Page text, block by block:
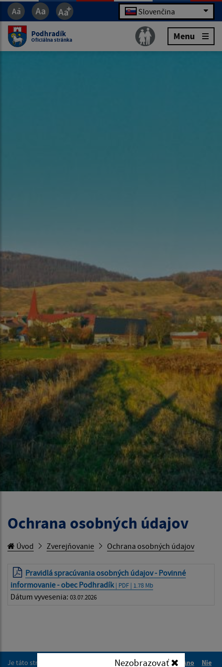
Nezobrazovať
Slovenčina
Podhradík
Oficiálna stránka Menu
Ochrana osobných údajov
Úvod Zverejňovanie Ochrana osobných údajov
Pravidlá spracúvania osobných údajov - Povinné
informovanie - obec Podhradík | PDF | 1.78 Mb
Dátum vyvesenia: 03.07.2026
Je táto stránka užitočná?
Áno
Nie